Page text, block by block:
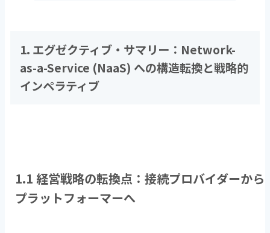
1. エグゼクティブ・サマリー： Network-
as-a-Service (NaaS) への構造転換と戦略的
インペラティブ
1.1 経営戦略の転換点：接続プロバイダーから
プラットフォーマーへ